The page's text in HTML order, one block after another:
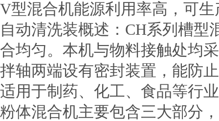
V型混合机能源利用率高，可
自动清洗装概述：CH系列槽
合均匀。本机与物料接触处均
拌轴两端设有密封装置，能防
适用于制药、化工、食品等行
粉体混合机主要包含三大部分